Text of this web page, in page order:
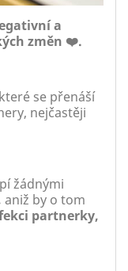
a
změn ❤️.
se přenáší
nejčastěji
žádnými
aniž by o tom
partnerky,